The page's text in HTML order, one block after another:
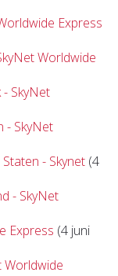
Express
Worldwide
SkyNet
- SkyNet
- Skynet (4
- SkyNet
Express (4 juni
Worldwide